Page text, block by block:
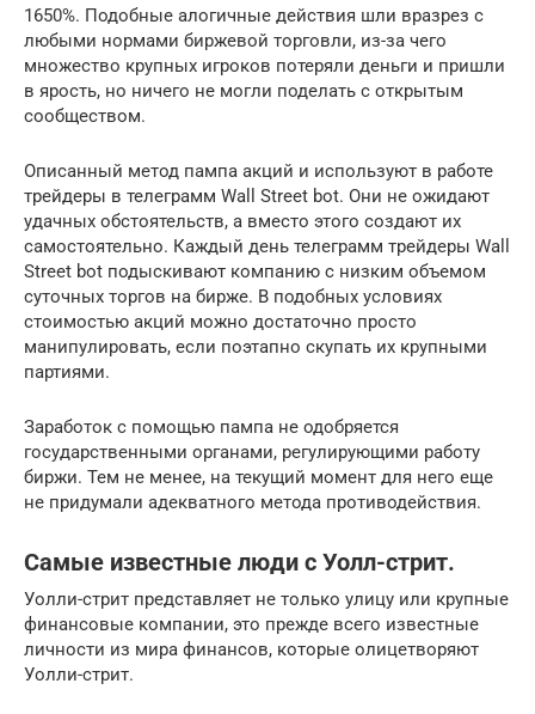
1650%. Подобные алогичные действия шли вразрез с
любыми нормами биржевой торговли, из-за чего
множество крупных игроков потеряли деньги и пришли
в ярость, но ничего не могли поделать с открытым
сообществом.
Описанный метод пампа акций и используют в работе
трейдеры в телеграмм Wall Street bot. Они не ожидают
удачных обстоятельств, а вместо этого создают их
самостоятельно. Каждый день телеграмм трейдеры Wall
Street bot подыскивают компанию с низким объемом
суточных торгов на бирже. В подобных условиях
стоимостью акций можно достаточно просто
манипулировать, если поэтапно скупать их крупными
партиями.
Заработок с помощью пампа не одобряется
государственными органами, регулирующими работу
биржи. Тем не менее, на текущий момент для него еще
не придумали адекватного метода противодействия.
Самые известные люди с Уолл-стрит.
Уолли-стрит представляет не только улицу или крупные
финансовые компании, это прежде всего известные
личности из мира финансов, которые олицетворяют
Уолли-стрит.